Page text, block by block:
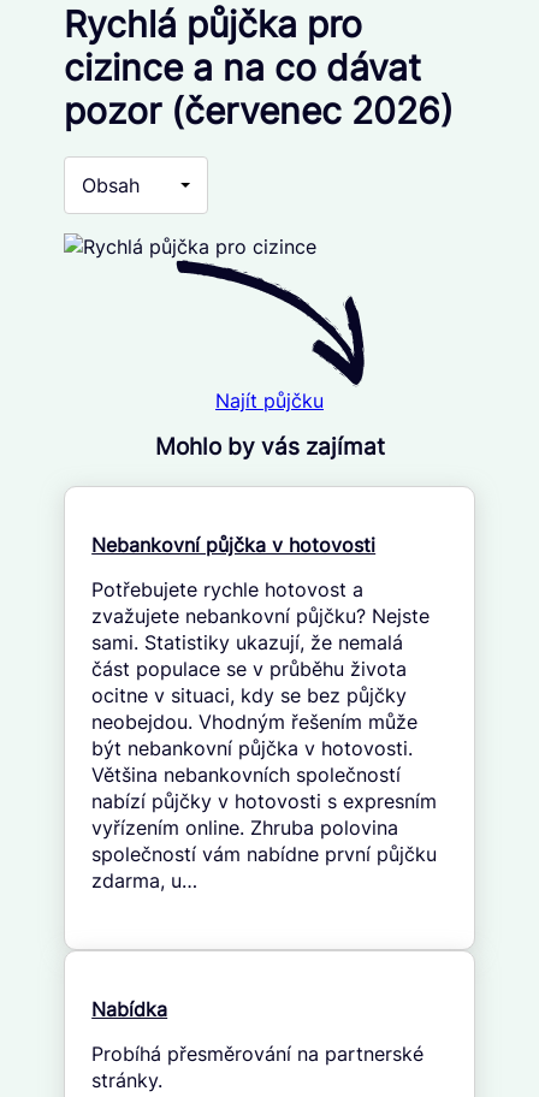
Rychlá půjčka pro
cizince a na co dávat
pozor (červenec 2026)
Obsah
Najít půjčku
Mohlo by vás zajímat
Nebankovní půjčka v hotovosti
Potřebujete rychle hotovost a
zvažujete nebankovní půjčku? Nejste
sami. Statistiky ukazují, že nemalá
část populace se v průběhu života
ocitne v situaci, kdy se bez půjčky
neobejdou. Vhodným řešením může
být nebankovní půjčka v hotovosti.
Většina nebankovních společností
nabízí půjčky v hotovosti s expresním
vyřízením online. Zhruba polovina
společností vám nabídne první půjčku
zdarma, u…
Nabídka
Probíhá přesměrování na partnerské
stránky.